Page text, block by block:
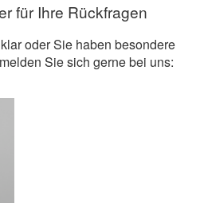
für Ihre Rückfragen
oder Sie haben besondere
Sie sich gerne bei uns: